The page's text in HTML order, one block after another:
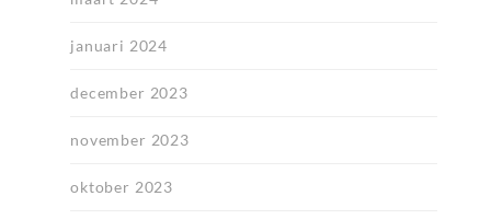
januari 2024
december 2023
november 2023
oktober 2023